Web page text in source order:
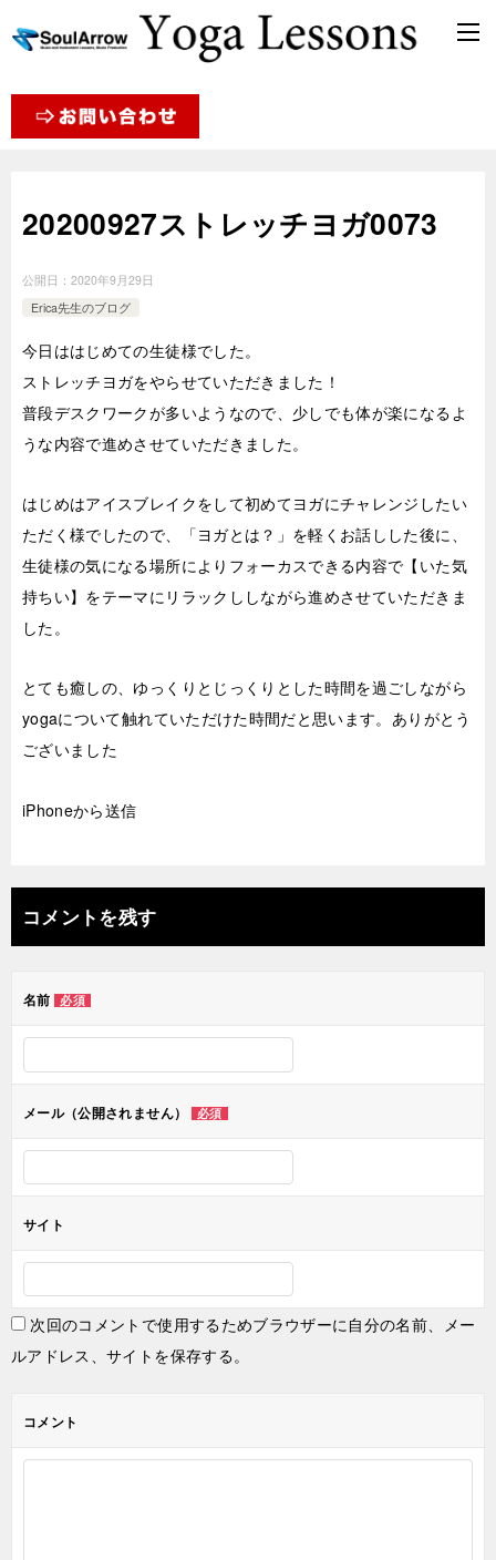
20200927ストレッチヨガ0073
公開日： 2020年9月29日
Erica先生のブログ
今日ははじめての生徒様でした。
ストレッチヨガをやらせていただきました！
普段デスクワークが多いようなので、少しでも体が楽になるよ
うな内容で進めさせていただきました。
はじめはアイスブレイクをして初めてヨガにチャレンジしたい
ただく様でしたので、「ヨガとは？」を軽くお話しした後に、
生徒様の気になる場所によりフォーカスできる内容で【いた気
持ちい】をテーマにリラックししながら進めさせていただきま
した。
とても癒しの、ゆっくりとじっくりとした時間を過ごしながら
yogaについて触れていただけた時間だと思います。ありがとう
ございました
iPhoneから送信
コメントを残す
名前 必須
メール（公開されません） 必須
サイト
次回のコメントで使用するためブラウザーに自分の名前、メー
ルアドレス、サイトを保存する。
コメント